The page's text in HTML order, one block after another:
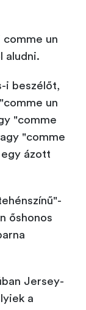
comme un
aludni.
i beszélőt,
un
"comme
"comme
ázott
őshonos
Jersey-
a